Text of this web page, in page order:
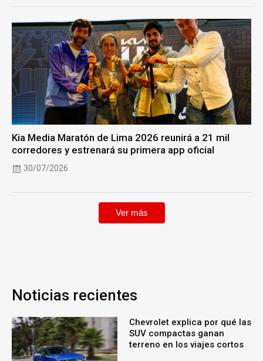
Kia Media Maratón de Lima 2026 reunirá a 21 mil
corredores y estrenará su primera app oficial
30/07/2026
Ver más
Noticias recientes
Chevrolet explica por qué las
SUV compactas ganan
terreno en los viajes cortos